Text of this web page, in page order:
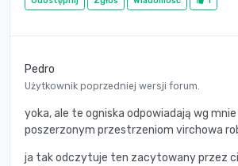
Pedro
Użytkownik poprzedniej wersji forum.
yoka, ale te ogniska odpowiadają wg
poszerzonym przestrzeniom virchowa
ja tak odczytuje ten zacytowany przez